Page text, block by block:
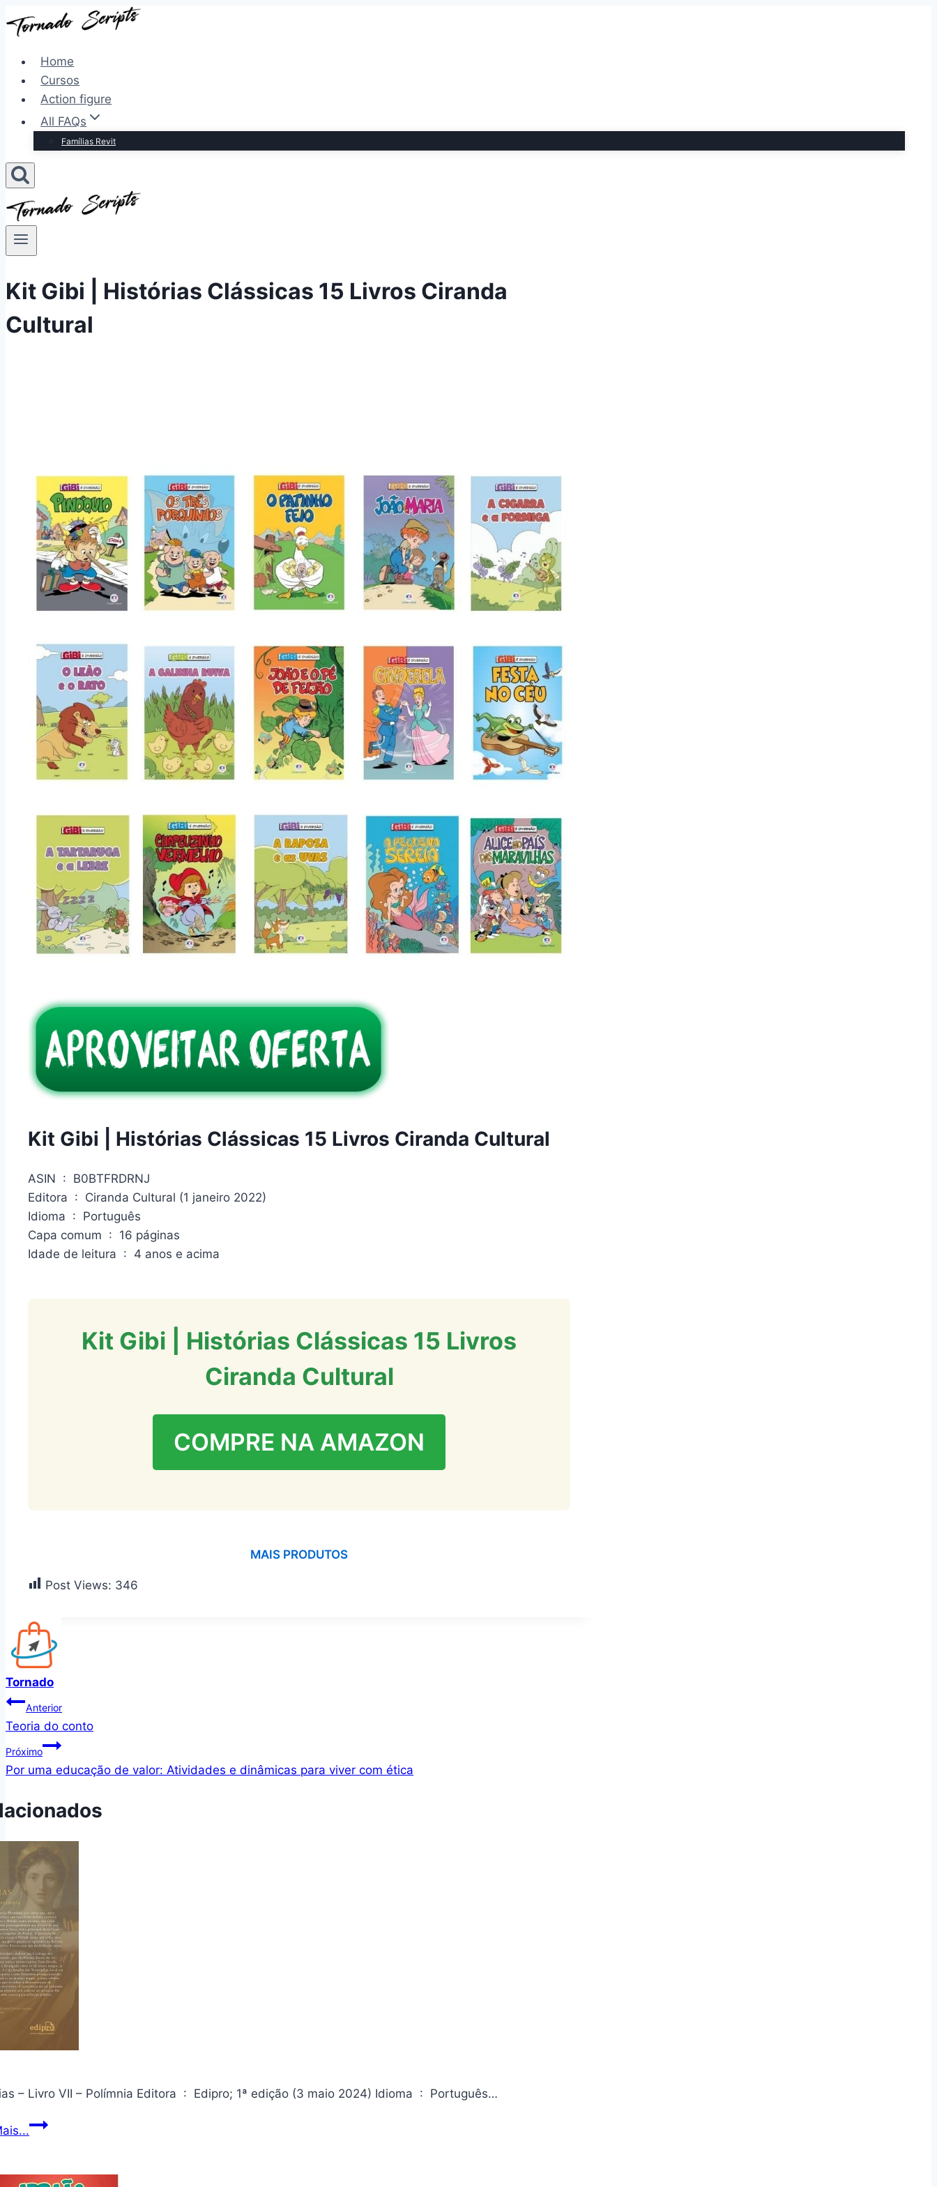
Pular
para
Conteúdo
Home
Cursos
Action figure
All FAQs
Famílias Revit
Kit Gibi | Histórias Clássicas 15 Livros Ciranda
Cultural
Kit Gibi | Histórias Clássicas 15 Livros Ciranda Cultural
ASIN ‏ : ‎ B0BTFRDRNJ
Editora ‏ : ‎ Ciranda Cultural (1 janeiro 2022)
Idioma ‏ : ‎ Português
Capa comum ‏ : ‎ 16 páginas
Idade de leitura ‏ : ‎ 4 anos e acima
Kit Gibi | Histórias Clássicas 15 Livros
Ciranda Cultural
COMPRE NA AMAZON
MAIS PRODUTOS
Post Views: 346
Tornado
Navegação
de
Post
Anterior
Teoria do conto
Próximo
Por uma educação de valor: Atividades e dinâmicas para viver com ética
Histórias – Livro VII – Polímnia Editora ‏ : ‎ Edipro; 1ª edição (3 maio 2024) Idioma ‏ : ‎ Português…
Histórias
VII